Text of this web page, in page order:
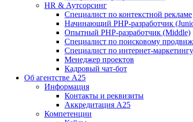
HR & Аутсорсинг
Специалист по контекстной рекламе
Начинающий PHP-разработчик
Опытный PHP-разработчик (Middle)
Специалист по поисковому
Специалист по интернет-маркетингу
Менеджер проектов
Кадровый чат-бот
Об агентстве А25
Информация
Контакты и реквизиты
Аккредитация А25
Компетенции